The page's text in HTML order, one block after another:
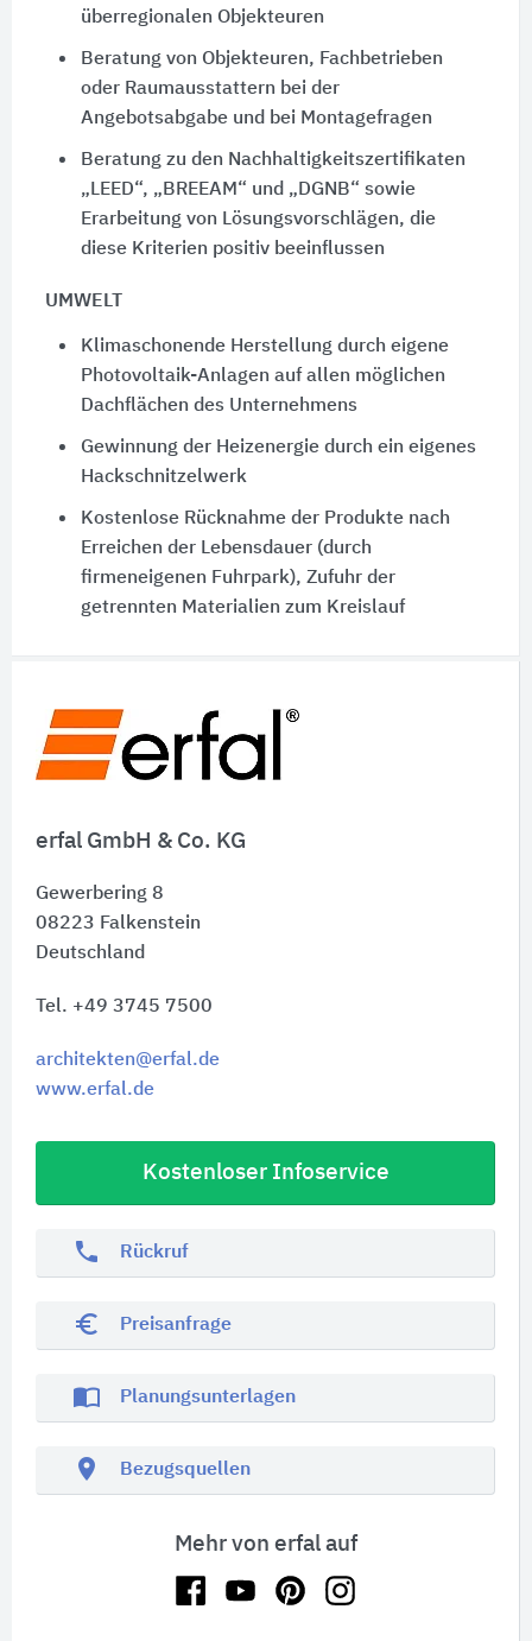
erfal GmbH & Co. KG
Gewerbering 8
08223 Falkenstein
Deutschland
Tel. +49 3745 7500
architekten@erfal.de
www.erfal.de
Kostenloser Infoservice
phone Rückruf
euro_symbol Preisanfrage
import_contacts Planungsunterlagen
location_on Bezugsquellen
Mehr von erfal auf
überregionalen Objekteuren
Beratung von Objekteuren, Fachbetrieben
oder Raumausstattern bei der
Angebotsabgabe und bei Montagefragen
Beratung zu den Nachhaltigkeitszertifikaten
„LEED“, „BREEAM“ und „DGNB“ sowie
Erarbeitung von Lösungsvorschlägen, die
diese Kriterien positiv beeinflussen
UMWELT
Klimaschonende Herstellung durch eigene
Photovoltaik-Anlagen auf allen möglichen
Dachflächen des Unternehmens
Gewinnung der Heizenergie durch ein eigenes
Hackschnitzelwerk
Kostenlose Rücknahme der Produkte nach
Erreichen der Lebensdauer (durch
firmeneigenen Fuhrpark), Zufuhr der
getrennten Materialien zum Kreislauf
Schnelleinstiege